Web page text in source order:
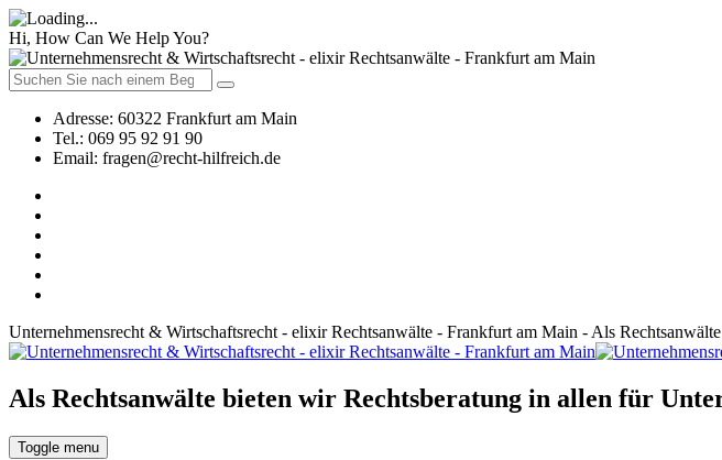
Hi, How Can We Help You?
Adresse: 60322 Frankfurt am Main
Tel.: 069 95 92 91 90
Email: fragen@recht-hilfreich.de
Unternehmensrecht & Wirtschaftsrecht - elixir Rechtsanwälte - Frankfurt am Main - Als
Als Rechtsanwälte bieten wir Rechtsberatung in allen für
Toggle menu